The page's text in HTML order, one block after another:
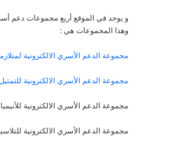
و يوجد في الموقع أربع مجموعات دعم
وهذا المجموعات هي :
مجموعة الدعم الأسري الالكترونية
مجموعة الدعم الأسري الالكترونية
مجموعة الدعم الأسري الالكترونية
مجموعة الدعم الأسري الالكترونية